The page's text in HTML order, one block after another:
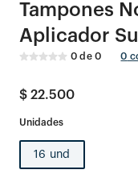
Tampones
Aplicador
0 de0 0
$ 22.500
16 und